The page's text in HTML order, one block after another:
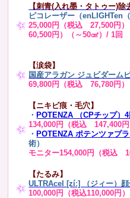
【刺青(入れ墨・タトゥー)除
ピコレーザー（enLIGHTen
25,000円（税込 27,500円
60,500円）（～50㎠）/ 1回
【涙袋】
国産アラガン ジュビダーム
69,800円（税込 76,780円）
【ニキビ痕・毛穴】
・ POTENZA （CPチップ）4
134,000円（税込 147,400円
・ POTENZA ポテンツァプ
術）
モニター154,000円（税込
【たるみ】
ULTRAcel [zíː] （ジィー）顔
100,000円（税込110,000円）